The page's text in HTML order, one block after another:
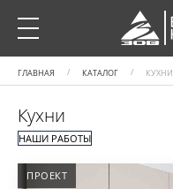
ГЛАВНАЯ КАТАЛОГ КУХНИ
Кухни
НАШИ РАБОТЫ
ПРОЕКТ